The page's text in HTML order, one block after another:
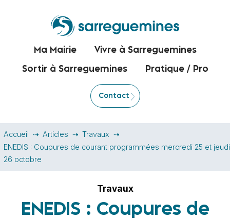
Ma Mairie Vivre à Sarreguemines
Sortir à Sarreguemines Pratique / Pro
Contact
Accueil Articles
Travaux
ENEDIS : Coupures de courant programmées mercredi 25 et jeudi
26 octobre
Travaux
ENEDIS : Coupures de